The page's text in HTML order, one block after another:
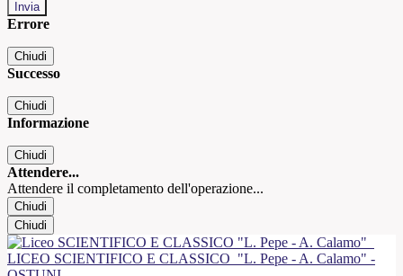
Errore
Chiudi
Successo
Chiudi
Informazione
Chiudi
Attendere...
Attendere il completamento dell'operazione...
Chiudi
Chiudi
LICEO SCIENTIFICO E CLASSICO "L. Pepe - A. Calamo" -